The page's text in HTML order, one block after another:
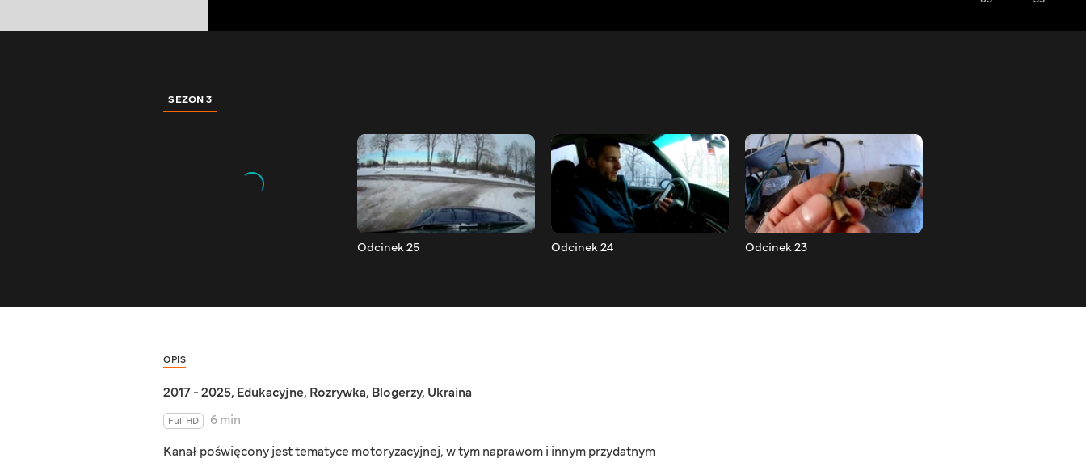
SEZON 3
Odcinek 25 Odcinek 24 Odcinek 23
OPIS
2017 - 2025, Edukacyjne, Rozrywka, Blogerzy, Ukraina
Full HD
6 min
Kanał poświęcony jest tematyce motoryzacyjnej, w tym naprawom i innym przydatnym